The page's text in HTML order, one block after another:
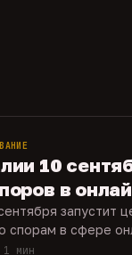
10
в
запустит
спорам в сфере
мин